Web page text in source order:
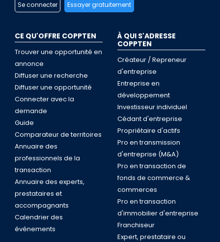
Se connecter Essayer gratuitement
CE QU'OFFRE COPPTEN
Trouver une opportunité en
annonce
Diffuser une recherche
Diffuser une opportunité
Connecter avec la
demande
Guide
Comparateur de territoires
Annuaire des
professionnels de la
transaction
Annuaire des experts,
prestataires et
accompagnants
Calendrier des
événements
À QUI S'ADRESSE
COPPTEN
Créateur / Repreneur
d'entreprise
Entreprise en
développement
Investisseur individuel
Cédant d'entreprise
Propriétaire d'actifs
Pro en transmission
d'entreprise (M&A)
Pro en transaction de
fonds de commerce &
commerces
Pro en transaction
d'immobilier d'entreprise
Franchiseur
Expert, prestataire ou